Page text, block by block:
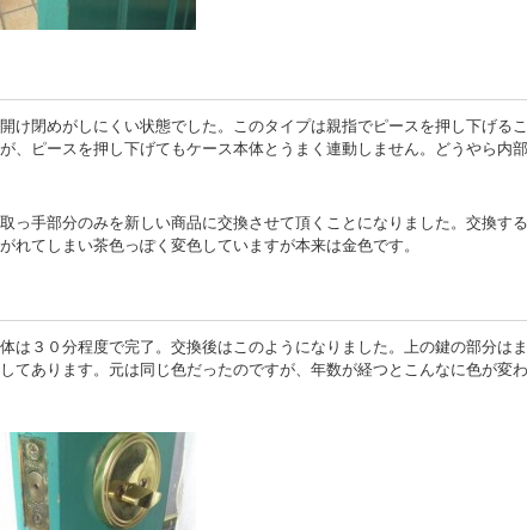
け閉めがしにくい状態でした。このタイプは親指でピースを押し下げるこ
、ピースを押し下げてもケース本体とうまく連動しません。どうやら内部
っ手部分のみを新しい商品に交換させて頂くことになりました。交換する
れてしまい茶色っぽく変色していますが本来は金色です。
は３０分程度で完了。交換後はこのようになりました。上の鍵の部分はま
てあります。元は同じ色だったのですが、年数が経つとこんなに色が変わ